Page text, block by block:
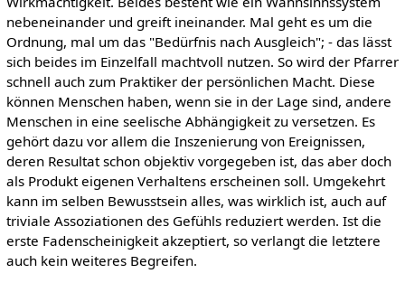
nebeneinander und greift ineinander. Mal geht es um die
Ordnung, mal um das "Bedürfnis nach Ausgleich"; - das lässt
sich beides im Einzelfall machtvoll nutzen. So wird der Pfarrer
schnell auch zum Praktiker der persönlichen Macht. Diese
können Menschen haben, wenn sie in der Lage sind, andere
Menschen in eine seelische Abhängigkeit zu versetzen. Es
gehört dazu vor allem die Inszenierung von Ereignissen,
deren Resultat schon objektiv vorgegeben ist, das aber doch
als Produkt eigenen Verhaltens erscheinen soll. Umgekehrt
kann im selben Bewusstsein alles, was wirklich ist, auch auf
triviale Assoziationen des Gefühls reduziert werden. Ist die
erste Fadenscheinigkeit akzeptiert, so verlangt die letztere
auch kein weiteres Begreifen.